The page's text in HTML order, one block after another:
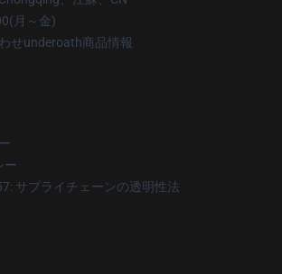
月～金)
せunderoath商品情報
ー
サプライチェーンの透明性法